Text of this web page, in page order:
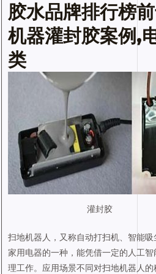
胶水品牌排行榜
机器灌封胶案例,
类
灌封胶
扫地机器人，又称自动打扫机、智能
家用电器的一种，能凭借一定的人工
理工作。应用场景不同对扫地机器人